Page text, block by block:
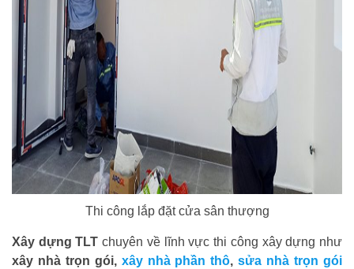
Thi công lắp đặt cửa sân thượng
Xây dựng TLT chuyên về lĩnh vực thi công xây dựng như
xây nhà trọn gói, xây nhà phần thô,sửa nhà trọn gói